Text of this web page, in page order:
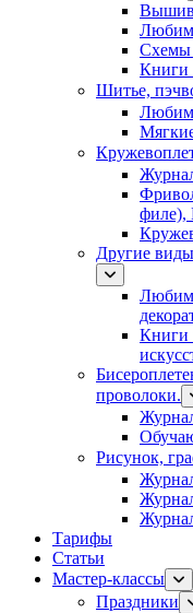
Схемы
Книги
Шитье,
филе),
Другие
Книги
проволоки.
Рисунок,
Тарифы
Статьи
Мастер-классы
Праздники